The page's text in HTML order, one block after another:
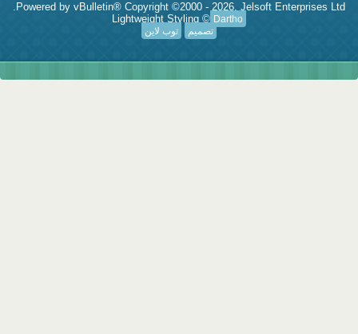
Powered by vBulletin® Copyright ©2000 - 2026, Jelsoft Enterprises Ltd.
Lightweight Styling © Dartho
تصميم
توب لاين